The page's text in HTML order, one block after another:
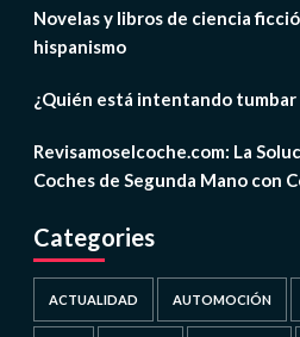
Novelas y libros de ciencia
hispanismo
¿Quién está intentando tumbar
Revisamoselcoche.com: La
Coches de Segunda Mano con
Categories
ACTUALIDAD AUTOMOCIÓN